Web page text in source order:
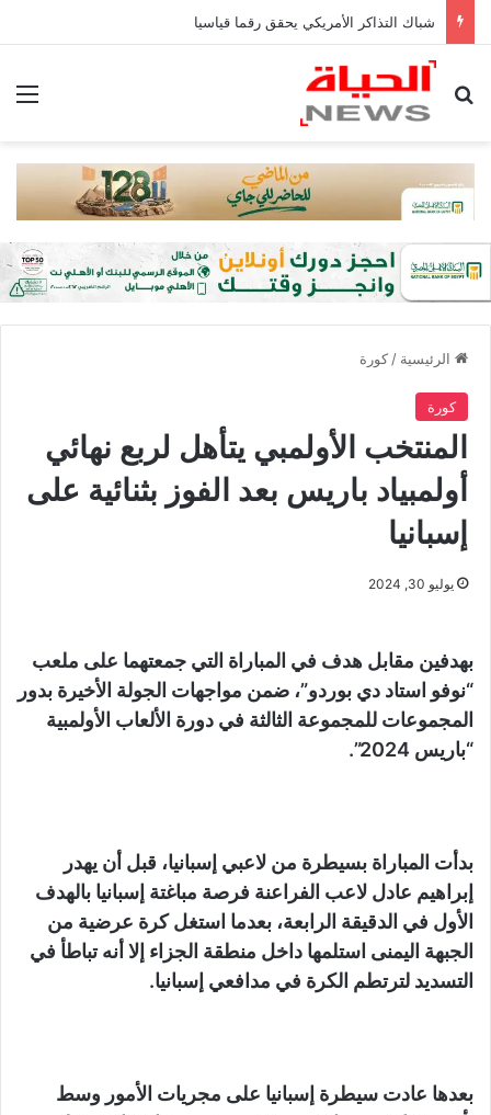
شباك التذاكر الأمريكي يحقق رقما قياسيا
بحث عن
الرئيسية / كورة
كورة
المنتخب الأولمبي يتأهل لربع نهائي
أولمبياد باريس بعد الفوز بثنائية على
إسبانيا
يوليو 30, 2024
بهدفين مقابل هدف في المباراة التي جمعتهما على ملعب
“نوفو استاد دي بوردو”، ضمن مواجهات الجولة الأخيرة بدور
المجموعات للمجموعة الثالثة في دورة الألعاب الأولمبية
“باريس 2024”.
بدأت المباراة بسيطرة من لاعبي إسبانيا، قبل أن يهدر
إبراهيم عادل لاعب الفراعنة فرصة مباغتة إسبانيا بالهدف
الأول في الدقيقة الرابعة، بعدما استغل كرة عرضية من
الجبهة اليمنى استلمها داخل منطقة الجزاء إلا أنه تباطأ في
التسديد لترتطم الكرة في مدافعي إسبانيا.
بعدها عادت سيطرة إسبانيا على مجريات الأمور وسط